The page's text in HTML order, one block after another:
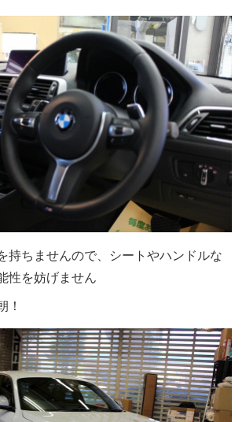
持ちませんので、シートやハンドルな
性を妨げません
！